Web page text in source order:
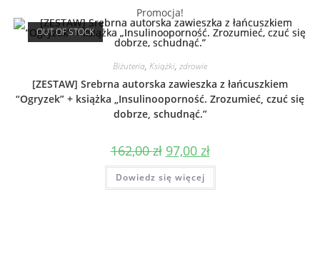
OUT OF STOCK
Promocja!
Biżuteria, Książki, zdrowie
[ZESTAW] Srebrna autorska zawieszka z łańcuszkiem
“Ogryzek” + książka „Insulinooporność. Zrozumieć, czuć się
dobrze, schudnąć.”
162,00zł 97,00 zł
Dowiedz się więcej